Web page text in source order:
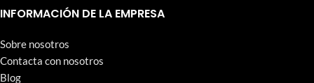
que Wosente-tech persigue incansablemente.
INFORMACIÓN DE LA EMPRESA
Sobre nosotros
Contacta con nosotros
Blog